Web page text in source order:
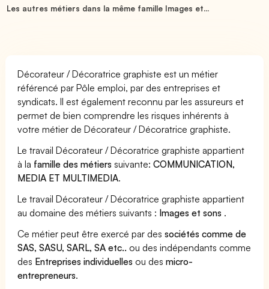
Les autres métiers dans la même famille Images et...
Décorateur / Décoratrice graphiste est un métier
référencé par Pôle emploi, par des entreprises et
syndicats. Il est également reconnu par les assureurs et
permet de bien comprendre les risques inhérents à
votre métier de Décorateur / Décoratrice graphiste.
Le travail Décorateur / Décoratrice graphiste appartient
à la famille des métiers suivante:COMMUNICATION,
MEDIA ET MULTIMEDIA.
Le travail Décorateur / Décoratrice graphiste appartient
au domaine des métiers suivants : Images et sons .
Ce métier peut être exercé par dessociétés comme de
SAS, SASU, SARL, SA etc.. ou des indépendants comme
des Entreprises individuelles ou desmicro-
entrepreneurs.